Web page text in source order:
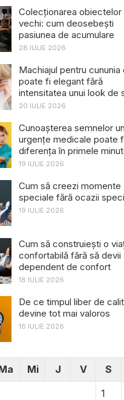
Colecționarea obiectelor
vechi: cum deosebești
pasiunea de acumulare
28 IULIE 2026
Machiajul pentru cununia
poate fi elegant fără
intensitatea unui look de
20 IULIE 2026
Cunoașterea semnelor
urgențe medicale poate
diferența în primele
19 IULIE 2026
Cum să creezi momente
speciale fără ocazii
19 IULIE 2026
Cum să construiești o
confortabilă fără să devii
dependent de confort
18 IULIE 2026
De ce timpul liber de
devine tot mai valoros
16 IULIE 2026
Mi J V S
1